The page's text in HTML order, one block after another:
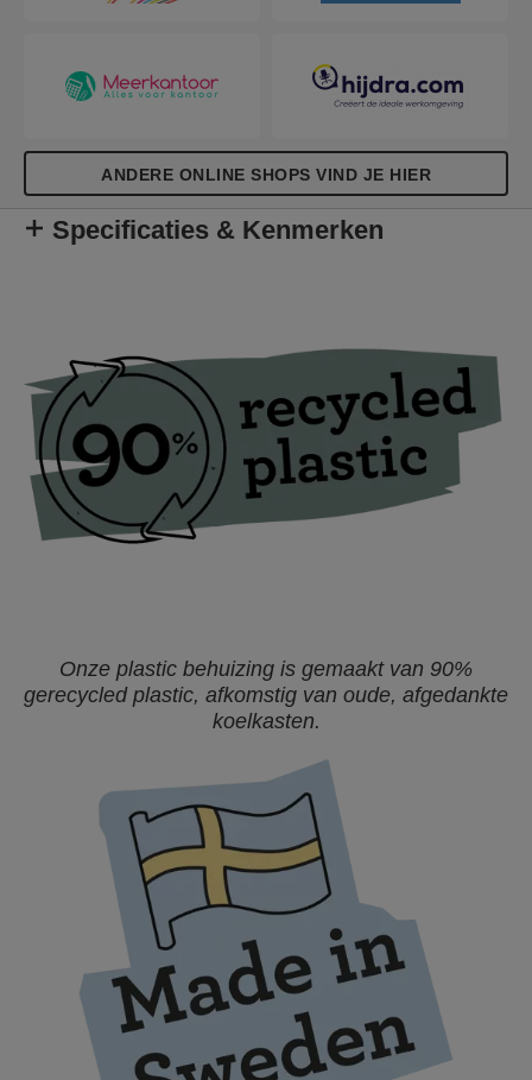
ANDERE ONLINE SHOPS VIND JE HIER
Specificaties & Kenmerken
Onze plastic behuizing is gemaakt van 90%
gerecycled plastic, afkomstig van oude, afgedankte
koelkasten.